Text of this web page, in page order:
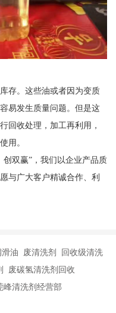
存。这些油或者因为变质
易发生质量问题。但是这
回收处理，加工再利用，
用。
双赢”，我们以企业产品质
与广大客户精诚合作、利
油 废清洗剂 回收级清洗
废碳氢清洗剂回收
峰清洗剂经营部